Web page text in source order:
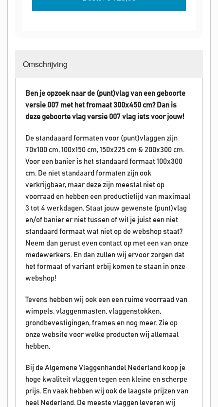
Omschrijving
Ben je opzoek naar de (punt)vlag van een geboorte
versie 007 met het fromaat 300x450 cm? Dan is
deze geboorte vlag versie 007 vlag iets voor jouw!
De standaaard formaten voor (punt)vlaggen zijn
70x100 cm, 100x150 cm, 150x225 cm & 200x300 cm.
Voor een banier is het standaard formaat 100x300
cm. De niet standaard formaten zijn ook
verkrijgbaar, maar deze zijn meestal niet op
voorraad en hebben een productietijd van maximaal
3 tot 4 werkdagen. Staat jouw gewenste (punt)vlag
en/of banier er niet tussen of wil je juist een niet
standaard formaat wat niet op de webshop staat?
Neem dan gerust even contact op met een van onze
medewerkers. En dan zullen wij ervoor zorgen dat
het formaat of variant erbij komen te staan in onze
webshop!
Tevens hebben wij ook een een ruime voorraad van
wimpels, vlaggenmasten, vlaggenstokken,
grondbevestigingen, frames en nog meer. Zie op
onze website voor welke producten wij allemaal
hebben.
Bij de Algemene Vlaggenhandel Nederland koop je
hoge kwaliteit vlaggen tegen een kleine en scherpe
prijs. En vaak hebben wij ook de laagste prijzen van
heel Nederland. De meeste vlaggen leveren wij